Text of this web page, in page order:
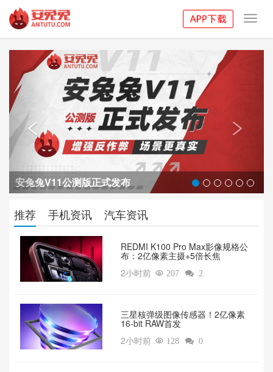
安兔兔V11公测版正式发布

Previous

推荐 手机资讯 汽车资讯
REDMI K100 Pro Max影像规格公
布：2亿像素主摄+5倍长焦
2小时前  207  2
三星核弹级图像传感器！2亿像素
16-bit RAW首发
2小时前  128  0